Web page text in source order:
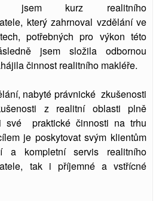
jsem kurz realitního
který zahrnoval vzdělání ve
potřebných pro výkon této
jsem složila odbornou
činnost realitního makléře.
nabyté právnické zkušenosti
z realitní oblasti plně
své praktické činnosti na trhu
je poskytovat svým klientům
a kompletní servis realitního
tak i příjemné a vstřícné